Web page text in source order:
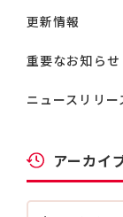
更新情報
重要なお知らせ
ニュースリリー
アーカイ